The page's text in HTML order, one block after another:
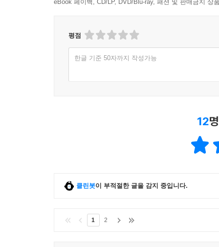
eBook 페이백, CD/LP, DVD/Blu-ray, 패션 및 판매금지 상
평점
한글 기준 50자까지 작성가능
12
클린봇이 부적절한 글을 감지 중입니다.
1 2